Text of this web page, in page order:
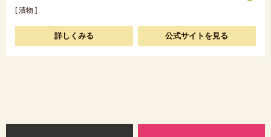
[ 漬物 ]
詳しくみる 公式サイトを見る